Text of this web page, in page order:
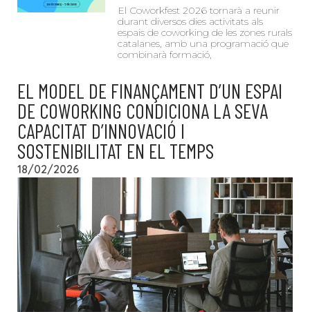
EL MODEL DE FINANÇAMENT D’UN ESPAI
DE COWORKING CONDICIONA LA SEVA
CAPACITAT D’INNOVACIÓ I
SOSTENIBILITAT EN EL TEMPS
18/02/2026
El Coworkfest 2026 tornarà a reunir
durant diversos dies activitats als
espais de coworking de les zones rurals
catalanes, amb una programació que
combinarà formació,